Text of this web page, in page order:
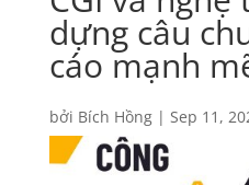
dựng câu
cáo mạnh
bởi Bích Hồng| Sep 11,
Kiến thức,Quảng cáo